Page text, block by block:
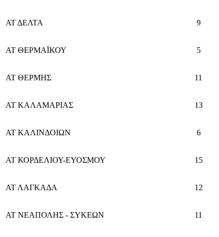
ΑΤ ΔΕΛΤΑ 9
ΑΤ ΘΕΡΜΑΪΚΟΥ 5
ΑΤ ΘΕΡΜΗΣ 11
ΑΤ ΚΑΛΑΜΑΡΙΑΣ 13
ΑΤ ΚΑΛΙΝΔΟΙΩΝ 6
ΑΤ ΚΟΡΔΕΛΙΟΥ-ΕΥΟΣΜΟΥ 15
ΑΤ ΛΑΓΚΑΔΑ 12
ΑΤ ΝΕΑΠΟΛΗΣ - ΣΥΚΕΩΝ 11